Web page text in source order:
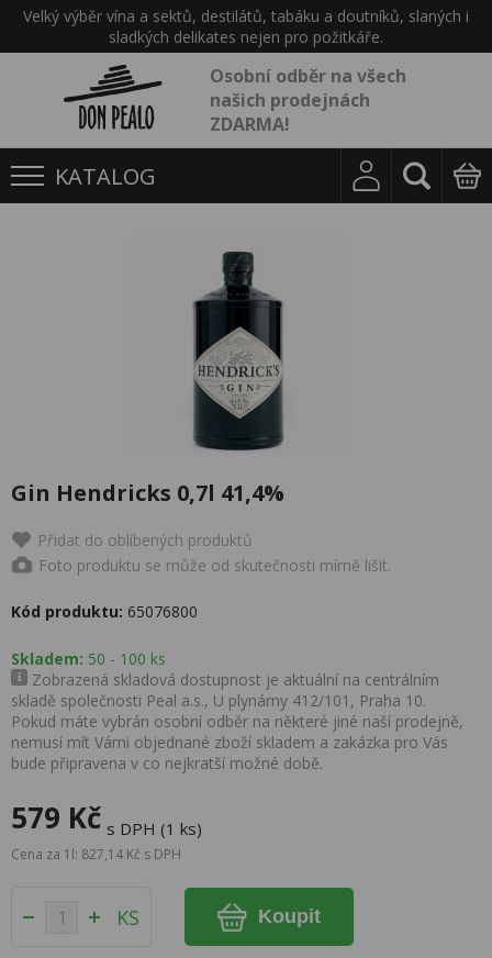
Velký výběr vína a sektů, destilátů, tabáku a doutníků, slaných i
sladkých delikates nejen pro požitkáře.
Osobní odběr na všech
našich prodejnách
ZDARMA!
KATALOG
Gin Hendricks 0,7l 41,4%
Přidat do oblíbených produktů
Foto produktu se může od skutečnosti mírně lišit.
Kód produktu: 65076800
Skladem: 50 - 100 ks
Zobrazená skladová dostupnost je aktuální na centrálním
skladě společnosti Peal a.s., U plynárny 412/101, Praha 10.
Pokud máte vybrán osobní odběr na některé jiné naší prodejně,
nemusí mít Vámi objednané zboží skladem a zakázka pro Vás
bude připravena v co nejkratší možné době.
579 Kč s DPH (1 ks)
Cena za 1l: 827,14 Kč s DPH
KS Koupit